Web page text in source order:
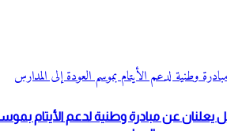
وطنية لدعم الأيتام بموسم العودة إلى المدارس
يعلنان عن مبادرة وطنية لدعم الأيتام